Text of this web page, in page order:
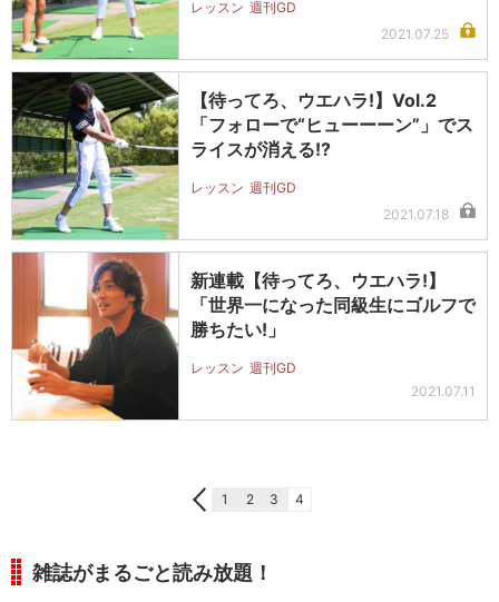
レッスン 週刊GD
2021.07.25
【待ってろ、ウエハラ!】Vol.2
「フォローで“ヒューーーン”」でス
ライスが消える!?
レッスン 週刊GD
2021.07.18
新連載【待ってろ、ウエハラ!】
「世界一になった同級生にゴルフで
勝ちたい!」
レッスン 週刊GD
2021.07.11
1 2 3 4
雑誌がまるごと読み放題！